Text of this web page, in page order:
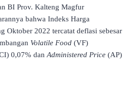
BI Prov. Kalteng Magfur
bahwa Indeks Harga
Oktober 2022 tercatat deflasi sebesar
Volatile Food (VF)
0,07% dan Administered Price (AP)